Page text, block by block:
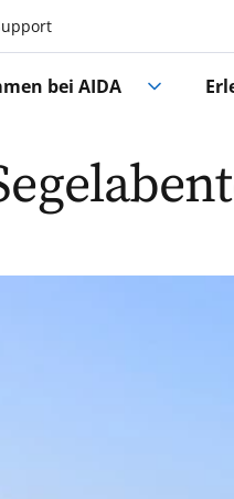
bei AIDA